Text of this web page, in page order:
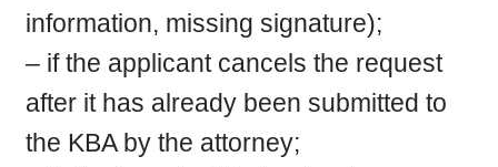
information, missing signature);
– if the applicant cancels the request
after it has already been submitted to
the KBA by the attorney;